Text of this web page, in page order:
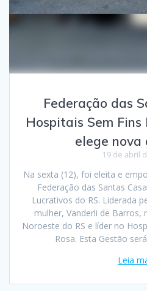
Federação das
Hospitais Sem
elege
19 de abril
Na sexta (12), foi eleita e
Federação das Santas
Lucrativos do RS. Liderada
mulher, Vanderli de Barros,
Noroeste do RS e líder no
Rosa. Esta Gestão
Leia